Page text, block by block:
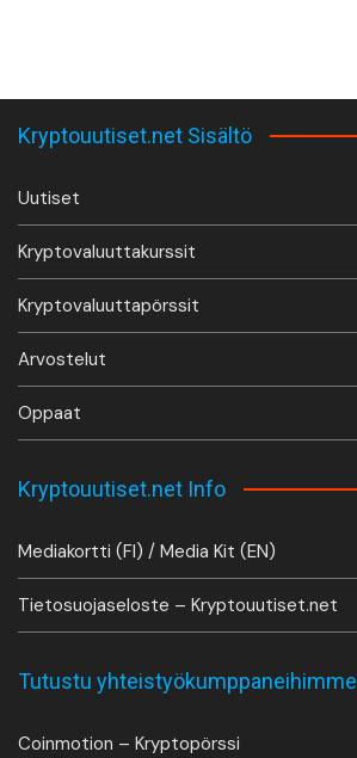
Kryptouutiset.net Sisältö
Uutiset
Kryptovaluuttakurssit
Kryptovaluuttapörssit
Arvostelut
Oppaat
Kryptouutiset.net Info
Mediakortti (FI) / Media Kit (EN)
Tietosuojaseloste – Kryptouutiset.net
Tutustu yhteistyökumppaneihimme
Coinmotion – Kryptopörssi